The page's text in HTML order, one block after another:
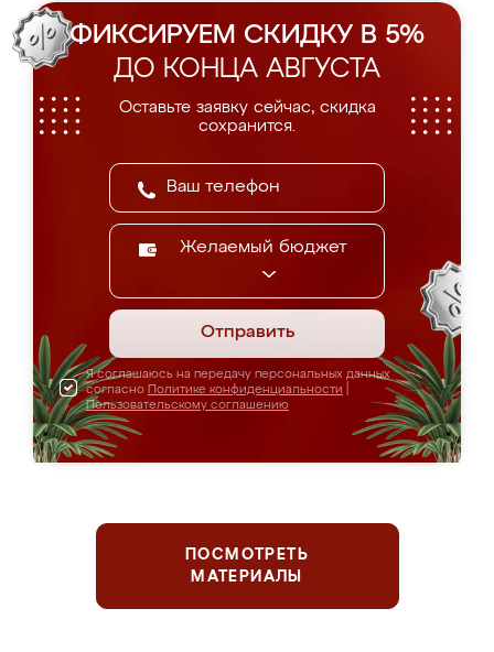
ФИКСИРУЕМ СКИДКУ В 5%
ДО КОНЦА АВГУСТА
Оставьте заявку сейчас, скидка
сохранится.
Желаемый бюджет
Отправить
Я соглашаюсь на передачу персональных данных
согласно Политике конфиденциальности
Пользовательскому соглашению
ПОСМОТРЕТЬ
МАТЕРИАЛЫ